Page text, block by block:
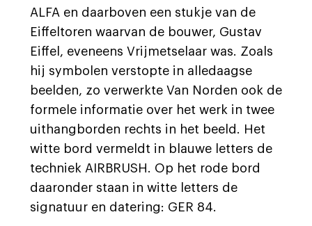
ALFA en daarboven een stukje van de
Eiffeltoren waarvan de bouwer, Gustav
Eiffel, eveneens Vrijmetselaar was. Zoals
hij symbolen verstopte in alledaagse
beelden, zo verwerkte Van Norden ook de
formele informatie over het werk in twee
uithangborden rechts in het beeld. Het
witte bord vermeldt in blauwe letters de
techniek AIRBRUSH. Op het rode bord
daaronder staan in witte letters de
signatuur en datering: GER 84.